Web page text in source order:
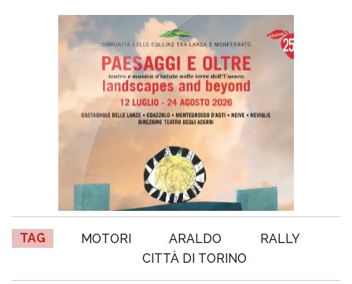
TAG MOTORI ARALDO
RALLY
CITTÀ DI TORINO